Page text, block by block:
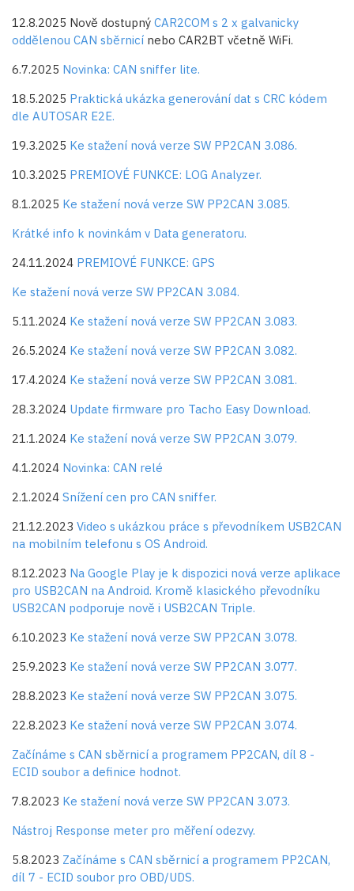
12.8.2025 Nově dostupný CAR2COM s 2 x galvanicky
oddělenou CAN sběrnicí nebo CAR2BT včetně WiFi.
6.7.2025 Novinka: CAN sniffer lite.
18.5.2025 Praktická ukázka generování dat s CRC kódem
dle AUTOSAR E2E.
19.3.2025 Ke stažení nová verze SW PP2CAN 3.086.
10.3.2025 PREMIOVÉ FUNKCE: LOG Analyzer.
8.1.2025 Ke stažení nová verze SW PP2CAN 3.085.
Krátké info k novinkám v Data generatoru.
24.11.2024 PREMIOVÉ FUNKCE: GPS
Ke stažení nová verze SW PP2CAN 3.084.
5.11.2024 Ke stažení nová verze SW PP2CAN 3.083.
26.5.2024 Ke stažení nová verze SW PP2CAN 3.082.
17.4.2024 Ke stažení nová verze SW PP2CAN 3.081.
28.3.2024 Update firmware pro Tacho Easy Download.
21.1.2024 Ke stažení nová verze SW PP2CAN 3.079.
4.1.2024 Novinka: CAN relé
2.1.2024 Snížení cen pro CAN sniffer.
21.12.2023 Video s ukázkou práce s převodníkem USB2CAN
na mobilním telefonu s OS Android.
8.12.2023 Na Google Play je k dispozici nová verze aplikace
pro USB2CAN na Android. Kromě klasického převodníku
USB2CAN podporuje nově i USB2CAN Triple.
6.10.2023 Ke stažení nová verze SW PP2CAN 3.078.
25.9.2023 Ke stažení nová verze SW PP2CAN 3.077.
28.8.2023 Ke stažení nová verze SW PP2CAN 3.075.
22.8.2023 Ke stažení nová verze SW PP2CAN 3.074.
Začínáme s CAN sběrnicí a programem PP2CAN, díl 8 -
ECID soubor a definice hodnot.
7.8.2023 Ke stažení nová verze SW PP2CAN 3.073.
Nástroj Response meter pro měření odezvy.
5.8.2023 Začínáme s CAN sběrnicí a programem PP2CAN,
díl 7 - ECID soubor pro OBD/UDS.